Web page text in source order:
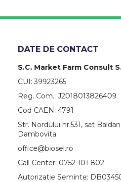
DATE DE CONTACT
S.C. Market Farm Consult
CUI: 39923265
Reg. Com.: J2018013826409
Cod CAEN: 4791
Str. Nordului nr.531, sat
Dambovita
office@biosel.ro
Call Center: 0752 101 802
Autorizatie Seminte: